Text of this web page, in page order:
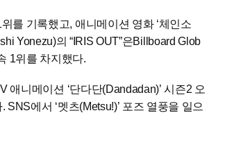
를 기록했고, 애니메이션 영화 ‘체인소
Yonezu)의 “IRIS OUT”은Billboard Glob
1위를 차지했다.
애니메이션 ‘단다단(Dandadan)’ 시즌2 오
에서 ‘멧츠(Metsu!)’ 포즈 열풍을 일으